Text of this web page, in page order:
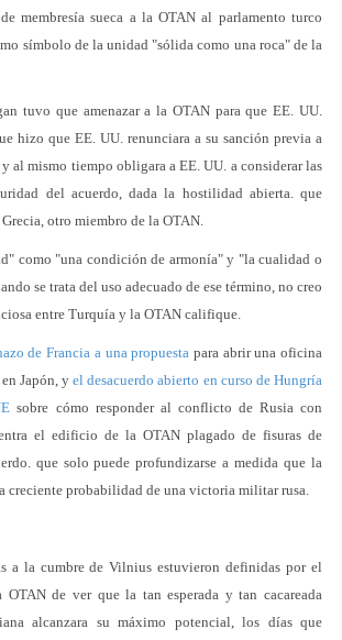
membresía sueca a la OTAN al parlamento turco
símbolo de la unidad "sólida como una roca" de la
tuvo que amenazar a la OTAN para que EE. UU.
hizo que EE. UU. renunciara a su sanción previa a
al mismo tiempo obligara a EE. UU. a considerar las
del acuerdo, dada la hostilidad abierta. que
otro miembro de la OTAN.
como "una condición de armonía" y "la cualidad o
se trata del uso adecuado de ese término, no creo
entre Turquía y la OTAN califique.
de Francia a una propuesta para abrir una oficina
Japón, yel desacuerdo abierto en curso de Hungría
sobre cómo responder al conflicto de Rusia con
el edificio de la OTAN plagado de fisuras de
que solo puede profundizarse a medida que la
creciente probabilidad de una victoria militar rusa.
a la cumbre de Vilnius estuvieron definidas por el
OTAN de ver que la tan esperada y tan cacareada
alcanzara su máximo potencial, los días que